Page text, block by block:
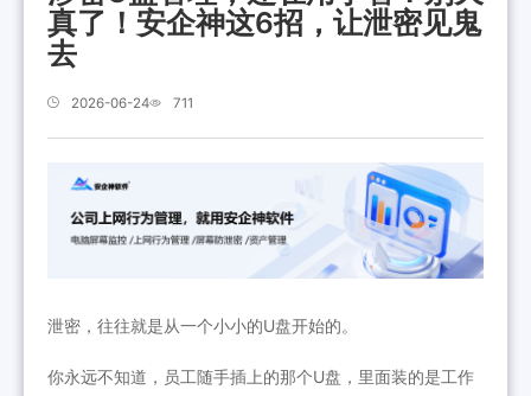
真了！安企神这6招，让泄密见鬼
去
2026-06-24 711
泄密，往往就是从一个小小的U盘开始的。
你永远不知道，员工随手插上的那个U盘，里面装的是工作